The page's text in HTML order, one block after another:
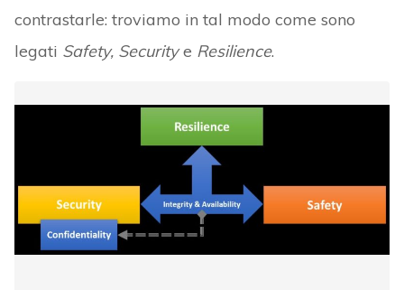
contrastarle: troviamo in tal modo come sono
legati Safety, Securitye Resilience.